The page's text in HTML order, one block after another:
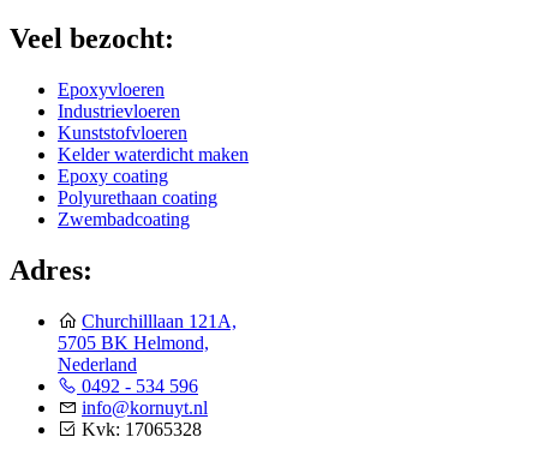
Veel bezocht:
Epoxyvloeren
Industrievloeren
Kunststofvloeren
Kelder waterdicht maken
Epoxy coating
Polyurethaan coating
Zwembadcoating
Adres:
Churchilllaan 121A,
5705 BK Helmond,
Nederland
0492 - 534 596
info@kornuyt.nl
Kvk: 17065328